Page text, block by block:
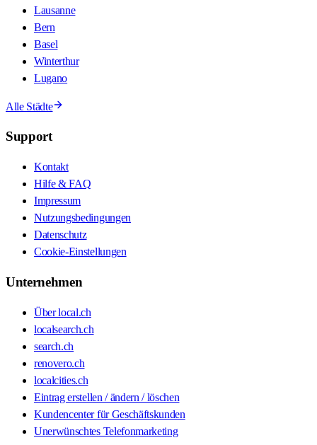
Lausanne
Bern
Basel
Winterthur
Lugano
Alle Städte
Support
Kontakt
Hilfe & FAQ
Impressum
Nutzungsbedingungen
Datenschutz
Cookie-Einstellungen
Unternehmen
Über local.ch
localsearch.ch
search.ch
renovero.ch
localcities.ch
Eintrag erstellen / ändern / löschen
Kundencenter für Geschäftskunden
Unerwünschtes Telefonmarketing